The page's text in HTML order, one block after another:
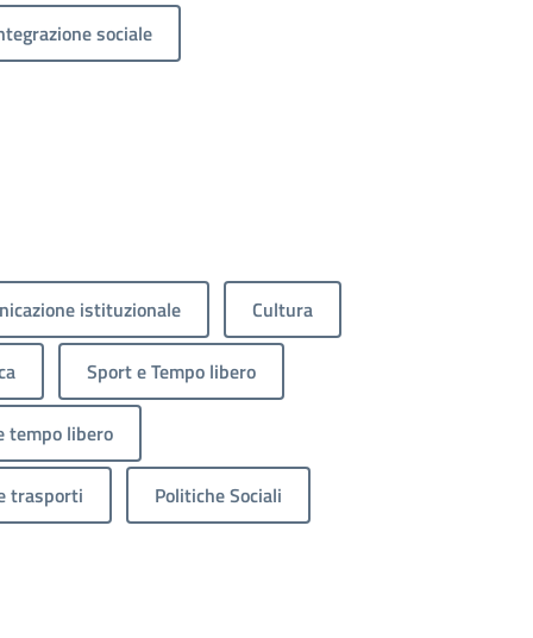
sociale
istituzionale Cultura
Sport e Tempo libero
tempo libero
trasporti Politiche Sociali